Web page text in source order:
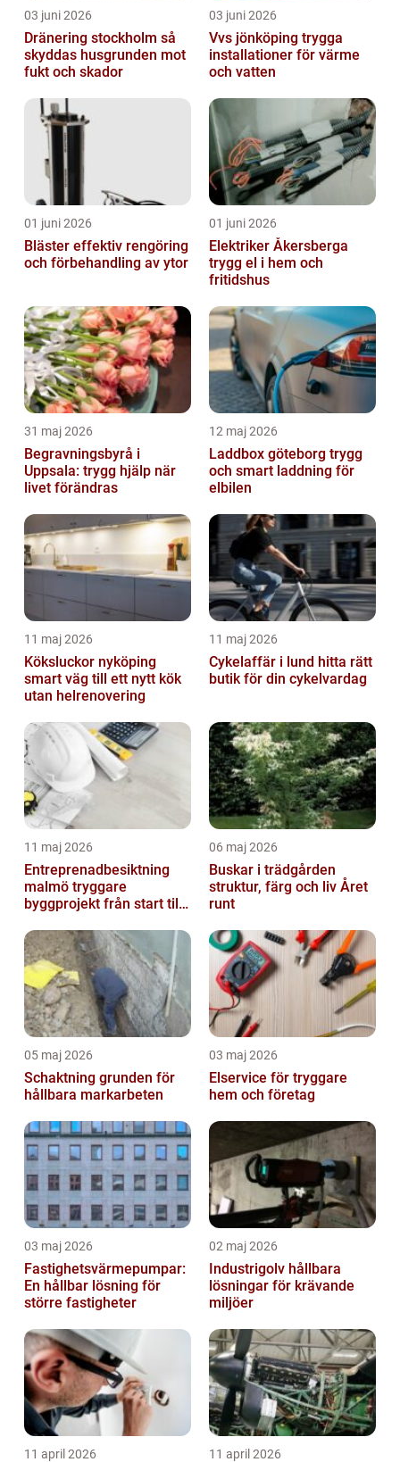
03 juni 2026
Dränering stockholm så
skyddas husgrunden mot
fukt och skador
03 juni 2026
Vvs jönköping trygga
installationer för värme
och vatten
01 juni 2026
Bläster effektiv rengöring
och förbehandling av ytor
01 juni 2026
Elektriker Åkersberga
trygg el i hem och
fritidshus
31 maj 2026
Begravningsbyrå i
Uppsala: trygg hjälp när
livet förändras
12 maj 2026
Laddbox göteborg trygg
och smart laddning för
elbilen
11 maj 2026
Köksluckor nyköping
smart väg till ett nytt kök
utan helrenovering
11 maj 2026
Cykelaffär i lund hitta rätt
butik för din cykelvardag
11 maj 2026
Entreprenadbesiktning
malmö tryggare
byggprojekt från start till
06 maj 2026
Buskar i trädgården
struktur, färg och liv Året
runt
05 maj 2026
Schaktning grunden för
hållbara markarbeten
03 maj 2026
Elservice för tryggare
hem och företag
03 maj 2026
Fastighetsvärmepumpar:
En hållbar lösning för
större fastigheter
02 maj 2026
Industrigolv hållbara
lösningar för krävande
miljöer
11 april 2026 11 april 2026